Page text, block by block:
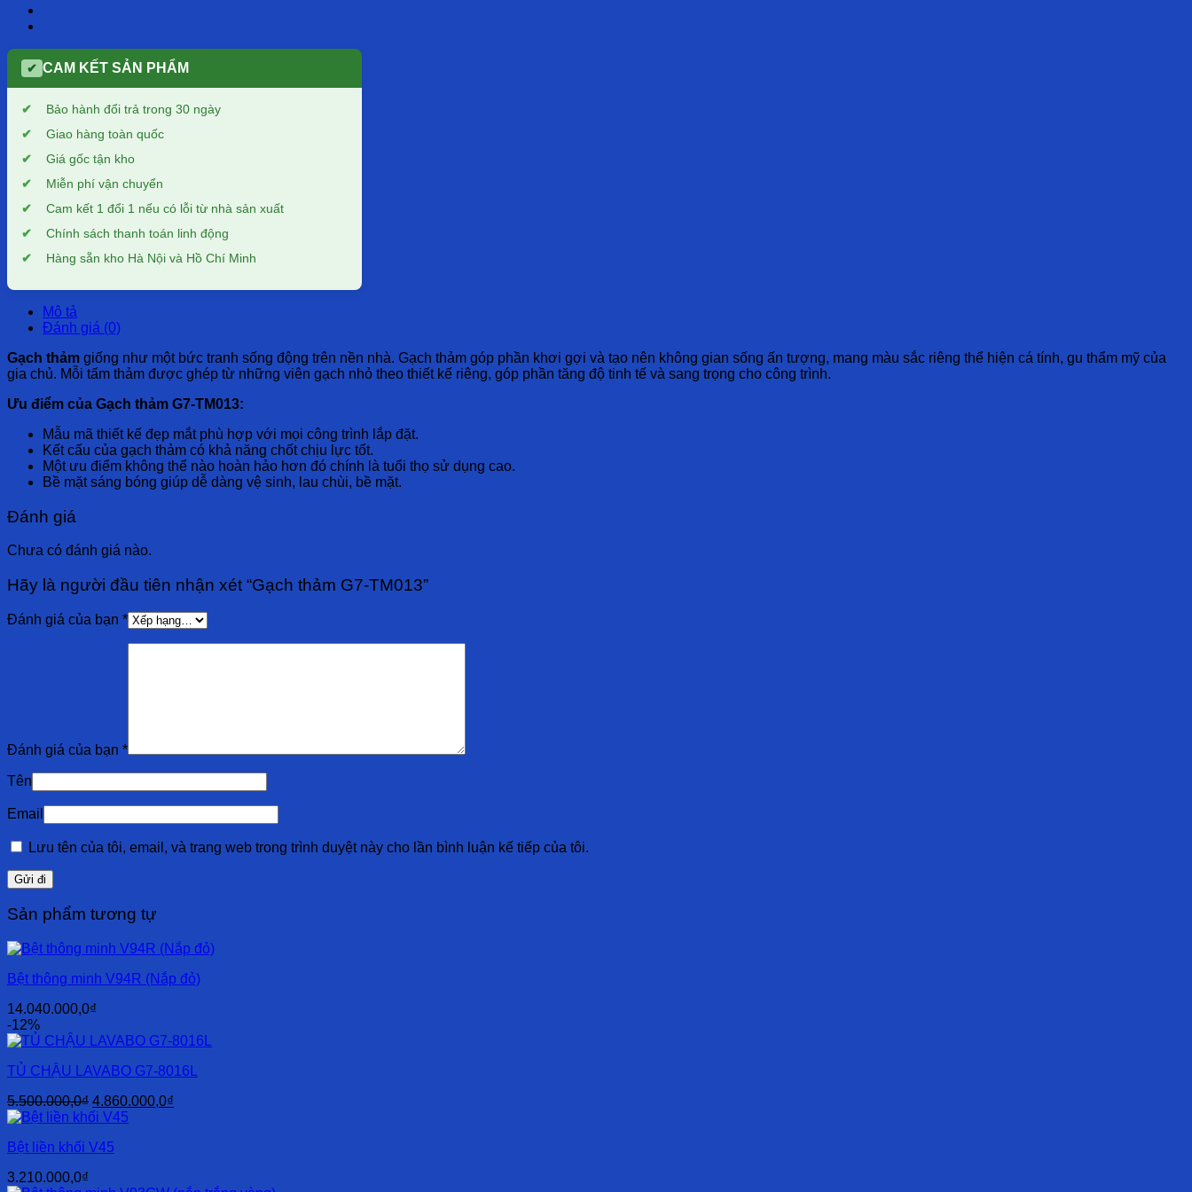
✔ CAM KẾT SẢN PHẨM
Bảo hành đổi trả trong 30 ngày
Giao hàng toàn quốc
Giá gốc tận kho
Miễn phí vận chuyển
Cam kết 1 đổi 1 nếu có lỗi từ nhà sản xuất
Chính sách thanh toán linh động
Hàng sẵn kho Hà Nội và Hồ Chí Minh
Mô tả
Đánh giá (0)
Gạch thảm giống như một bức tranh sống động trên nền nhà. Gạch thảm góp phần khơi gợi và tạo nên không gian sống ấn tượng, mang màu sắc riêng thể hiện cá tính, gu thẩm mỹ của
gia chủ. Mỗi tấm thảm được ghép từ những viên gạch nhỏ theo thiết kế riêng, góp phần tăng độ tinh tế và sang trọng cho công trình.
Ưu điểm của Gạch thảm G7-TM013:
Mẫu mã thiết kế đẹp mắt phù hợp với mọi công trình lắp đặt.
Kết cấu của gạch thảm có khả năng chốt chịu lực tốt.
Một ưu điểm không thể nào hoàn hảo hơn đó chính là tuổi thọ sử dụng cao.
Bề mặt sáng bóng giúp dễ dàng vệ sinh, lau chùi, bề mặt.
Đánh giá
Chưa có đánh giá nào.
Hãy là người đầu tiên nhận xét “Gạch thảm G7-TM013”
Đánh giá của bạn *
Đánh giá của bạn *
Tên
Email
Lưu tên của tôi, email, và trang web trong trình duyệt này cho lần bình luận kế tiếp của tôi.
Sản phẩm tương tự
Bệt thông minh V94R (Nắp đỏ)
14.040.000,0₫
-12%
TỦ CHẬU LAVABO G7-8016L
5.500.000,0₫ Giá
gốc
5.500.000,0₫.
4.860.000,0₫
Bệt liền khối V45
3.210.000,0₫